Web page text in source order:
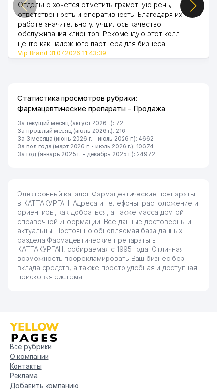
Отдельно хочется отметить грамотную речь,
ответственность и оперативность. Благодаря их
работе значительно улучшилось качество
обслуживания клиентов. Рекомендую этот колл-
центр как надежного партнера для бизнеса.
Vip Brand 31.07.2026 11:43:39
Статистика просмотров рубрики:
Фармацевтические препараты - Продажа
За текущий месяц (август 2026 г.): 72
За прошлый месяц (июль 2026 г.): 216
За 3 месяца (июнь 2026 г. - июль 2026 г.): 4662
За пол года (март 2026 г. - июль 2026 г.): 10674
За год (январь 2025 г. - декабрь 2025 г.): 24972
Электронный каталог Фармацевтические препараты
в КАТТАКУРГАН. Адреса и телефоны, расположение и
ориентиры, как добраться, а также масса другой
справочной информации. Все данные достоверны и
актуальны. Постоянно обновляемая база данных
раздела Фармацевтические препараты в
КАТТАКУРГАН, собираемая с 1995 года. Отличная
возможность прорекламировать Ваш бизнес без
вклада средств, а также просто удобная и доступная
поисковая система.
Все рубрики
О компании
Контакты
Реклама
Добавить компанию